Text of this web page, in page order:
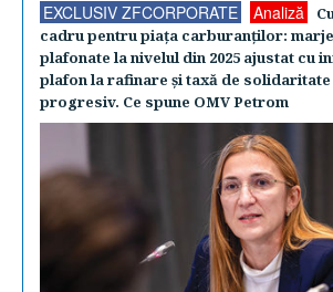
EXCLUSIV ZFCORPORATE Analiză
cadru pentru piaţa carburanţilor:
plafonate la nivelul din 2025 ajustat cu
plafon la rafinare şi taxă de
progresiv. Ce spune OMV Petrom